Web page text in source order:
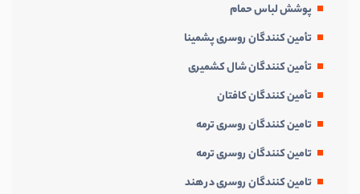
پوشش لباس حمام
تأمین کنندگان روسری پشمینا
تأمین کنندگان شال کشمیری
تأمین کنندگان کافتان
تامین کنندگان روسری ترمه
تامین کنندگان روسری ترمه
تامین کنندگان روسری در هند